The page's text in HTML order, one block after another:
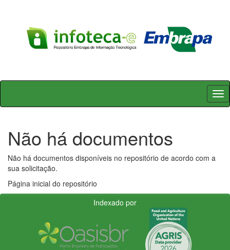
Skip
Não há documentos
Não há documentos disponíveis no repositório de acordo com a
sua solicitação.
Página inicial do repositório
Indexado por